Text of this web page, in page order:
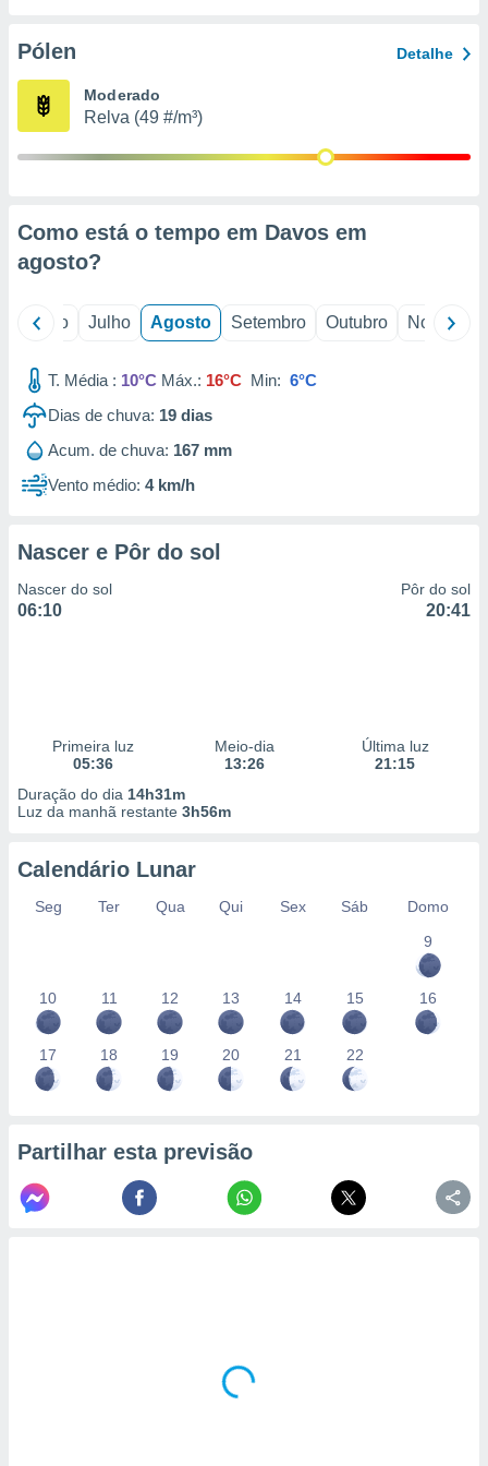
através
estudos
e
Pólen Detalhe
Moderado
Relva (49 #/m³)
Como está o tempo em Davos em
agosto?
Junho Julho Agosto Setembro Outubro Novembro
T. Média : 10°C Máx.: 16°C Min: 6°C
Dias de chuva: 19 dias
Acum. de chuva: 167 mm
Vento médio: 4 km/h
Nascer e Pôr do sol
Nascer do sol
06:10
Pôr do sol
20:41
Primeira luz
05:36
Meio-dia
13:26
Última luz
21:15
Duração do dia 14h31m
Luz da manhã restante 3h56m
Calendário Lunar
Seg Ter Qua Qui Sex Sáb
Domo
9
10 11 12 13 14 15 16
17 18 19 20 21 22
Partilhar esta previsão